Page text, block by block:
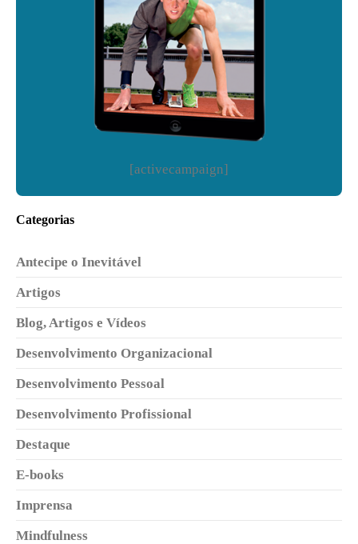
[activecampaign]
Categorias
Antecipe o Inevitável
Artigos
Blog, Artigos e Vídeos
Desenvolvimento Organizacional
Desenvolvimento Pessoal
Desenvolvimento Profissional
Destaque
E-books
Imprensa
Mindfulness